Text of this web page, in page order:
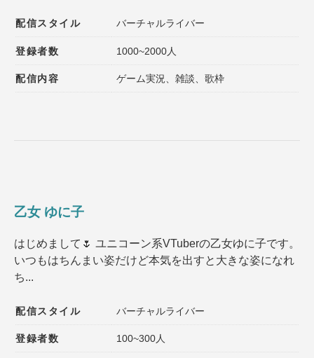
配信スタイル バーチャルライバー
登録者数 1000~2000人
配信内容 ゲーム実況、雑談、歌枠
乙女 ゆに子
はじめまして🌷 ユニコーン系VTuberの乙女ゆに子です。
いつもはちんまい姿だけど本気を出すと大きな姿になれ
ち...
配信スタイル バーチャルライバー
登録者数 100~300人